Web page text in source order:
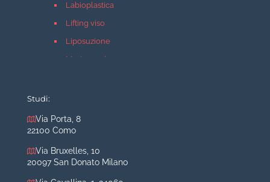
Labioplastica
Lifting viso
Liposuzione
Mastopessi
Rinoplastica
Medicina estetica Milano
Acido ialuronico viso
Studi:
Via Porta, 8
22100 Como
Via Bruxelles, 10
20097 San Donato Milano